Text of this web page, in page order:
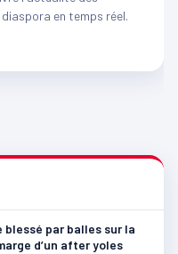
en temps réel.
blessé par balles sur la
d’un after yoles